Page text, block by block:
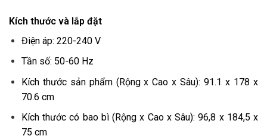
Kích thước và lắp đặt
Điện áp: 220-240 V
Tần số: 50-60 Hz
Kích thước sản phẩm (Rộng x Cao x Sâu): 91.1 x 178 x
70.6 cm
Kích thước có bao bì (Rộng x Cao x Sâu): 96,8 x 184,5 x
75 cm